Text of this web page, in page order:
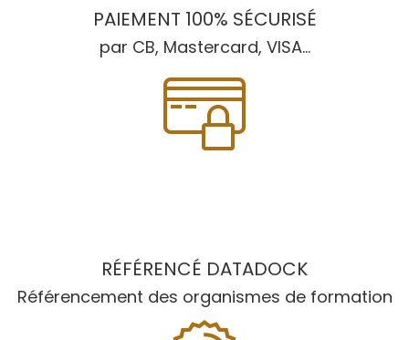
PAIEMENT 100% SÉCURISÉ
par CB, Mastercard, VISA...
RÉFÉRENCÉ DATADOCK
Référencement des organismes de formation